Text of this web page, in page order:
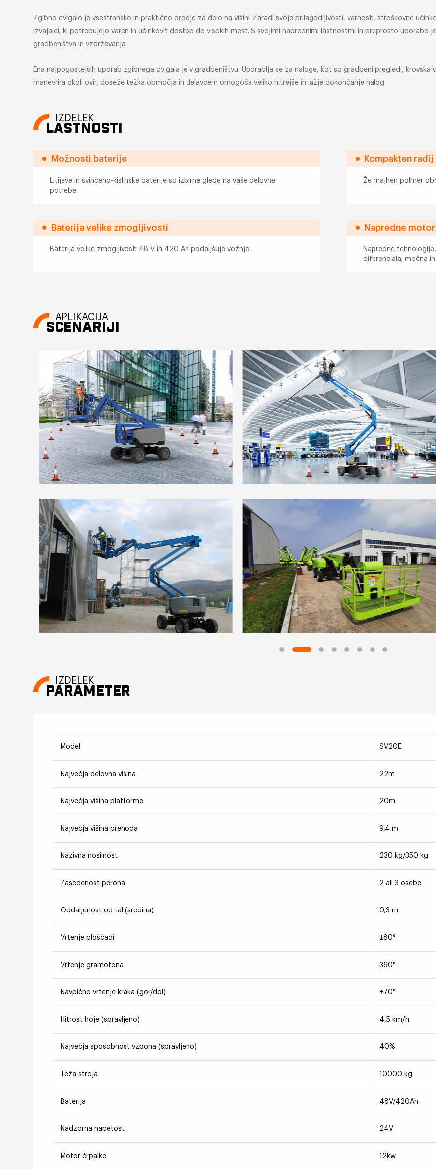
Zgibno dvigalo je vsestransko in praktično orodje za delo na višini. Zaradi svoje prilagodljivosti, varnosti, stroškovne
izvajalci, ki potrebujejo varen in učinkovit dostop do visokih mest. S svojimi naprednimi lastnostmi in preprosto uporabo
gradbeništva in vzdrževanja.
Ena najpogostejših uporab zgibnega dvigala je v gradbeništvu. Uporablja se za naloge, kot so gradbeni pregledi, krovska
manevrira okoli ovir, doseže težka območja in delavcem omogoča veliko hitrejše in lažje dokončanje nalog.
IZDELEK
LASTNOSTI
Možnosti baterije
Litijeve in svinčeno-kislinske baterije so izbirne glede na vaše delovne
potrebe.
Kompakten
Že majhen polmer
Baterija velike zmogljivosti
Baterija velike zmogljivosti 48 V in 420 Ah podaljšuje vožnjo.
Napredne
Napredne
diferenciala; močna
APLIKACIJA
SCENARIJI
IZDELEK
PARAMETER
Model SV20E
Največja delovna višina 22m
Največja višina platforme 20m
Največja višina prehoda 9,4 m
Nazivna nosilnost 230 kg/350 kg
Zasedenost perona 2 ali 3 osebe
Oddaljenost od tal (sredina) 0,3 m
Vrtenje ploščadi ±80°
Vrtenje gramofona 360°
Navpično vrtenje kraka (gor/dol) ±70°
Hitrost hoje (spravljeno) 4,5 km/h
Največja sposobnost vzpona (spravljeno) 40%
Teža stroja 10000 kg
Baterija 48V/420Ah
Nadzorna napetost 24V
Motor črpalke 12kw